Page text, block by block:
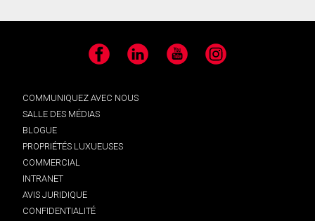
Facebook LinkedIn YouTube Instagram
COMMUNIQUEZ AVEC NOUS
SALLE DES MÉDIAS
BLOGUE
PROPRIÉTÉS LUXUEUSES
COMMERCIAL
INTRANET
AVIS JURIDIQUE
CONFIDENTIALITÉ